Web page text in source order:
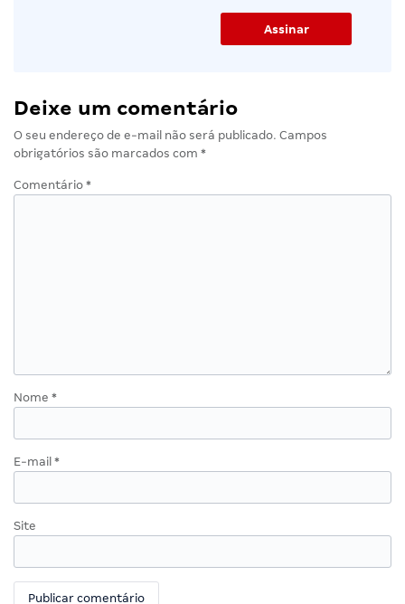
Deixe um comentário
O seu endereço de e-mail não será publicado. Campos
obrigatórios são marcados com *
Comentário *
Nome *
E-mail *
Site